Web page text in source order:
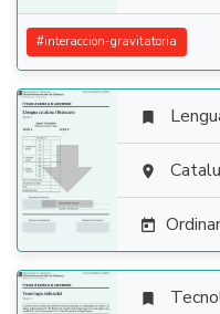
#interaccion-gravitatoria




